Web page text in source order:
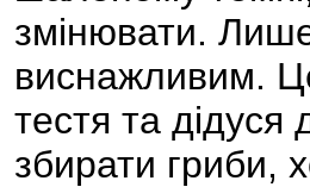
змінювати.
виснажливим.
тестя та
збирати гриби,